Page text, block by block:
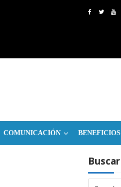
COMUNICACIÓN BENEFICIOS
Buscar